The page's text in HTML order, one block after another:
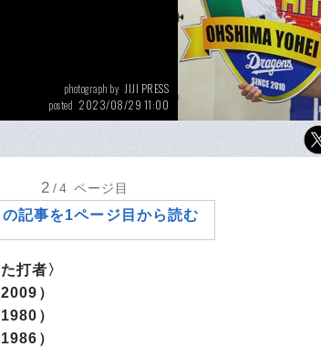
photograph by JIJI PRESS
posted 2023/08/29 11:00
2000本安打を達成した
2 /4 ページ目
の記事を1ページ目から読む
打者〉
）
）
）